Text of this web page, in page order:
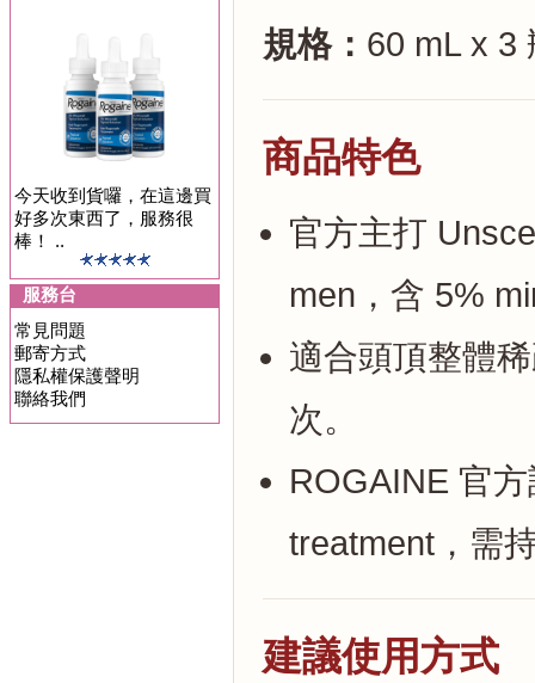
今天收到貨囉，在這邊買
好多次東西了，服務很
棒！ ..
服務台
常見問題
郵寄方式
隱私權保護聲明
聯絡我們
規格： 60 mL x 3
商品特色
官方主打
men，含 5%
適合頭頂整體
次。
ROGAINE 官
treatment，需
建議使用方式